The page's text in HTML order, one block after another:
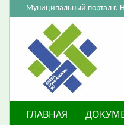
Муниципальный портал г.
ГЛАВНАЯ